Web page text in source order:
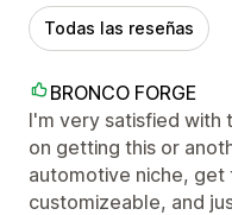
Todas las reseñas
BRONCO FORGE
I'm very satisfied with
on getting this or
automotive niche,
customizeable, and